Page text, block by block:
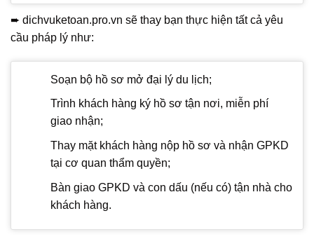
➨ dichvuketoan.pro.vn sẽ thay bạn thực hiện tất cả yêu
cầu pháp lý như:
Soạn bộ hồ sơ mở đại lý du lịch;
Trình khách hàng ký hồ sơ tận nơi, miễn phí
giao nhận;
Thay mặt khách hàng nộp hồ sơ và nhận GPKD
tại cơ quan thẩm quyền;
Bàn giao GPKD và con dấu (nếu có) tận nhà cho
khách hàng.